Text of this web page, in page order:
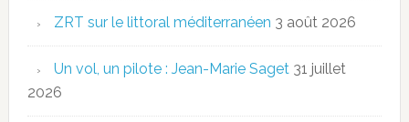
ZRT sur le littoral méditerranéen 3 août 2026
Un vol, un pilote : Jean-Marie Saget 31 juillet
2026